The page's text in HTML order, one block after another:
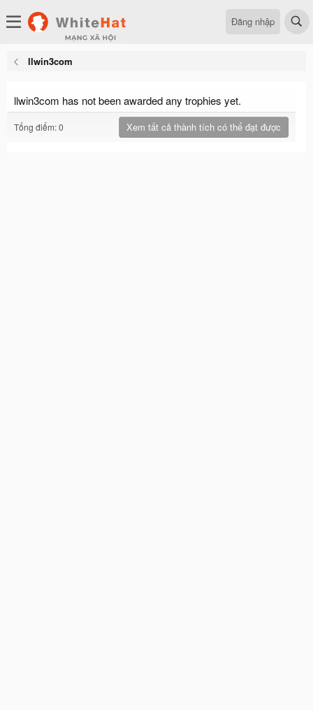
Đăng nhập
llwin3com
llwin3com has not been awarded any trophies yet.
Tổng điểm: 0 Xem tất cả thành tích có thể đạt được